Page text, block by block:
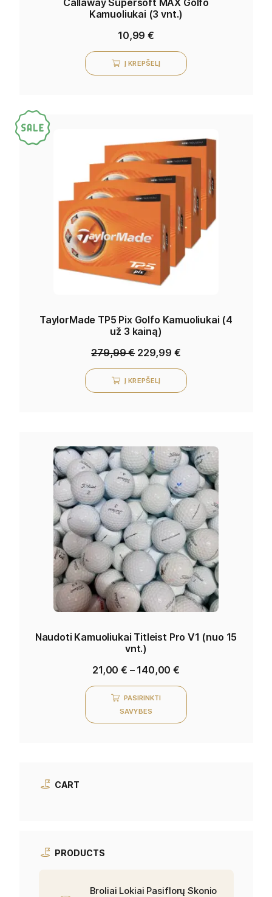
Kamuoliukai (3 vnt.)
10,99€
Į KREPŠELĮ
TaylorMade TP5 Pix Golfo Kamuoliukai (4
už 3 kainą)
279,99€ 229,99 €
Į KREPŠELĮ
Naudoti Kamuoliukai Titleist Pro V1 (nuo 15
vnt.)
21,00€ – 140,00€
PASIRINKTI
SAVYBES
CART
PRODUCTS
Broliai Lokiai Pasiflorų Skonio